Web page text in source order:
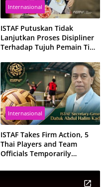
Internasional
ISTAF Putuskan Tidak
Lanjutkan Proses Disipliner
Terhadap Tujuh Pemain Tim
Thailand
Internasional
ISTAF Takes Firm Action, 5
Thai Players and Team
Officials Temporarily
Sepaktakraw Activities